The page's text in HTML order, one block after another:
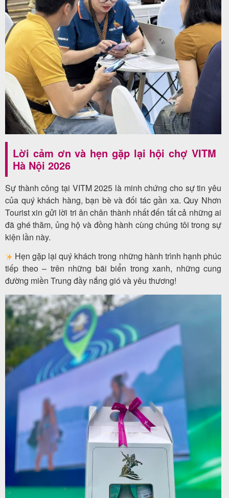
Lời cảm ơn và hẹn gặp lại hội chợ VITM
Hà Nội 2026
Sự thành công tại VITM 2025 là minh chứng cho sự tin yêu
của quý khách hàng, bạn bè và đối tác gần xa. Quy Nhơn
Tourist xin gửi lời tri ân chân thành nhất đến tất cả những ai
đã ghé thăm, ủng hộ và đồng hành cùng chúng tôi trong sự
kiện lần này.
Hẹn gặp lại quý khách trong những hành trình hạnh phúc
tiếp theo – trên những bãi biển trong xanh, những cung
đường miền Trung đầy nắng gió và yêu thương!